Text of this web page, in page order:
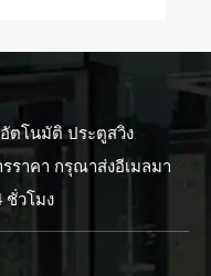
ตโนมัติ ประตูสวิง
าคา กรุณาส่งอีเมลมา
ชั่วโมง